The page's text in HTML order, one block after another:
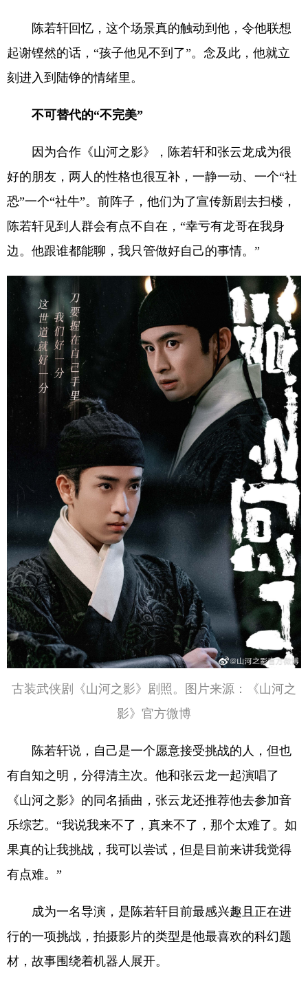
陈若轩回忆，这个场景真的触动到他，令他联想
起谢铿然的话，“孩子他见不到了”。念及此，他就立
刻进入到陆铮的情绪里。
不可替代的“不完美”
因为合作《山河之影》，陈若轩和张云龙成为很
好的朋友，两人的性格也很互补，一静一动、一个“社
恐”一个“社牛”。前阵子，他们为了宣传新剧去扫楼，
陈若轩见到人群会有点不自在，“幸亏有龙哥在我身
边。他跟谁都能聊，我只管做好自己的事情。”
古装武侠剧《山河之影》剧照。图片来源：《山河之
影》官方微博
陈若轩说，自己是一个愿意接受挑战的人，但也
有自知之明，分得清主次。他和张云龙一起演唱了
《山河之影》的同名插曲，张云龙还推荐他去参加音
乐综艺。“我说我来不了，真来不了，那个太难了。如
果真的让我挑战，我可以尝试，但是目前来讲我觉得
有点难。”
成为一名导演，是陈若轩目前最感兴趣且正在进
行的一项挑战，拍摄影片的类型是他最喜欢的科幻题
材，故事围绕着机器人展开。